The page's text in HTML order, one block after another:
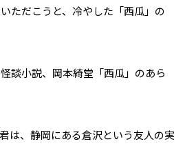
ただこうと、冷やした「西瓜」の
談小説、岡本綺堂「西瓜」のあら
、静岡にある倉沢という友人の実